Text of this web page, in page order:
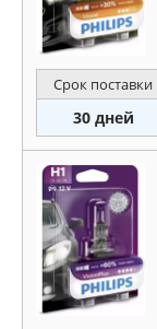
Срок поставки
30 дней